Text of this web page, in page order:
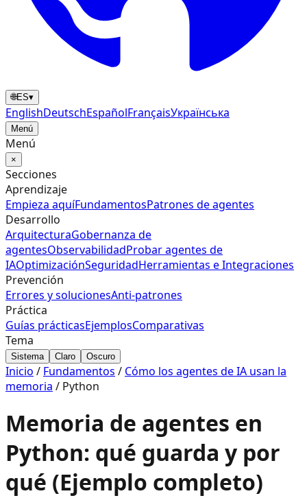
🌐ES▾
EnglishDeutschEspañolFrançaisУкраїнська
Menú
Menú
×
Secciones
Aprendizaje
Empieza aquíFundamentosPatrones de agentes
Desarrollo
ArquitecturaGobernanza de
agentesObservabilidadProbar agentes de
IAOptimizaciónSeguridadHerramientas e Integraciones
Prevención
Errores y solucionesAnti‑patrones
Práctica
Guías prácticasEjemplosComparativas
Tema
Sistema Claro Oscuro
Inicio / Fundamentos / Cómo los agentes de IA usan la
memoria / Python
Memoria de agentes en
Python: qué guarda y por
qué (Ejemplo completo)